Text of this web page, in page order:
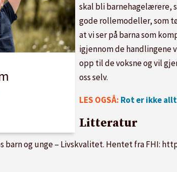
skal bli barnehagelærere,
gode rollemodeller, som
at vi ser på barna som
igjennom de handlingene
opp til de voksne og vil
oss selv.
LES OGSÅ: Rot er ikke
Litteratur
barn og unge – Livskvalitet. Hentet fra